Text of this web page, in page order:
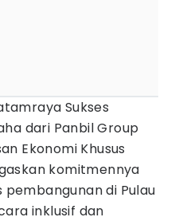
Sukses
dari Panbil Group
Ekonomi Khusus
komitmennya
di Pulau
inklusif dan